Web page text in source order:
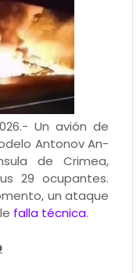
Un avión de
Antonov An-
de Crimea,
29 ocupantes.
un ataque
falla técnica.